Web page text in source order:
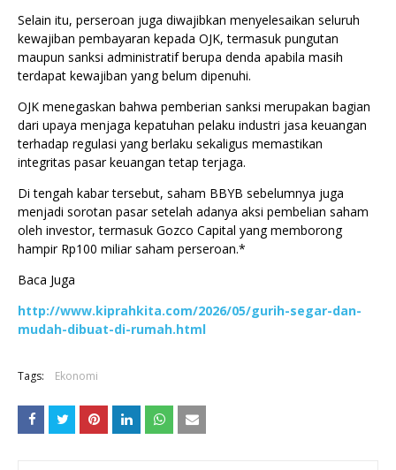
Selain itu, perseroan juga diwajibkan menyelesaikan seluruh
kewajiban pembayaran kepada OJK, termasuk pungutan
maupun sanksi administratif berupa denda apabila masih
terdapat kewajiban yang belum dipenuhi.
OJK menegaskan bahwa pemberian sanksi merupakan bagian
dari upaya menjaga kepatuhan pelaku industri jasa keuangan
terhadap regulasi yang berlaku sekaligus memastikan
integritas pasar keuangan tetap terjaga.
Di tengah kabar tersebut, saham BBYB sebelumnya juga
menjadi sorotan pasar setelah adanya aksi pembelian saham
oleh investor, termasuk Gozco Capital yang memborong
hampir Rp100 miliar saham perseroan.*
Baca Juga
http://www.kiprahkita.com/2026/05/gurih-segar-dan-
mudah-dibuat-di-rumah.html
Tags: Ekonomi